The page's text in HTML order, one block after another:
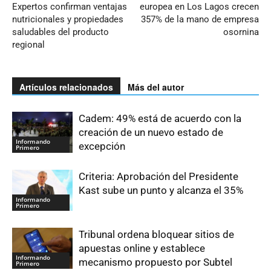
Expertos confirman ventajas
nutricionales y propiedades
saludables del producto
regional
europea en Los Lagos crecen
357% de la mano de empresa
osornina
Artículos relacionados Más del autor
Informando
Primero
Cadem: 49% está de acuerdo con la
creación de un nuevo estado de
excepción
Informando
Primero
Criteria: Aprobación del Presidente
Kast sube un punto y alcanza el 35%
Informando
Primero
Tribunal ordena bloquear sitios de
apuestas online y establece
mecanismo propuesto por Subtel